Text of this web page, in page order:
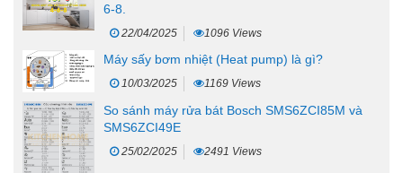
6-8.
22/04/2025 1096 Views
Máy sấy bơm nhiệt (Heat pump) là gì?
10/03/2025 1169 Views
So sánh máy rửa bát Bosch SMS6ZCI85M và
SMS6ZCI49E
25/02/2025 2491 Views